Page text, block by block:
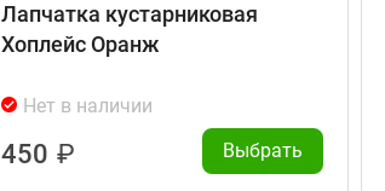
Лапчатка кустарниковая
Хоплейс Оранж
Нет в наличии
450 ₽ Выбрать